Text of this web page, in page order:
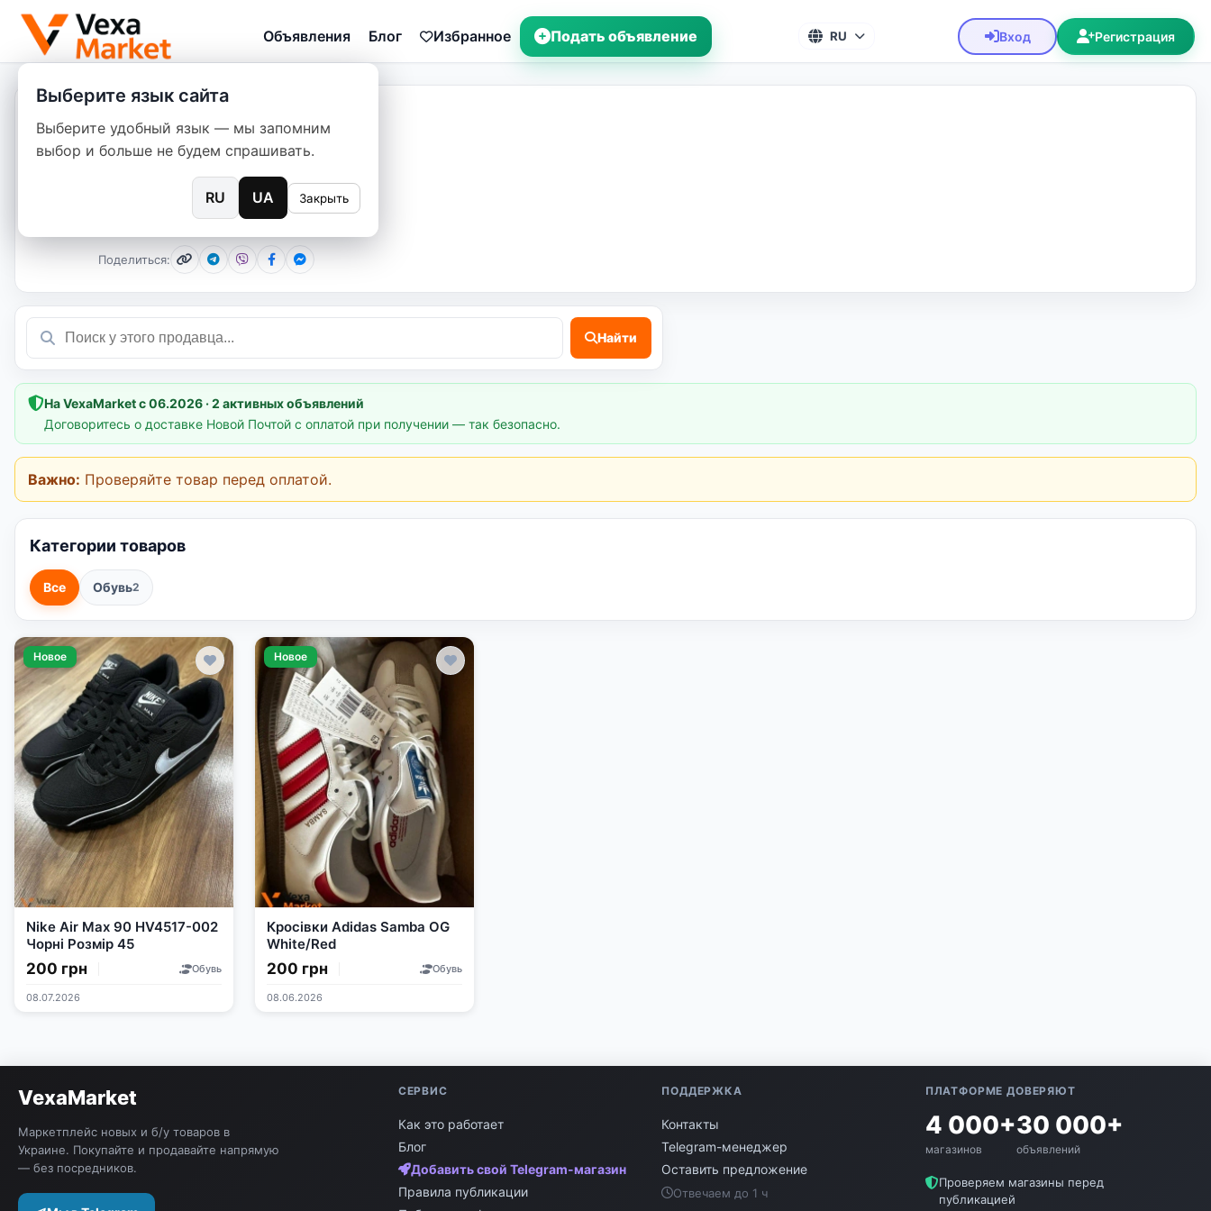
Объявления Блог Избранное Подать объявление RU Вход Регистрация
Выберите язык сайта
Выберите удобный язык — мы запомним
выбор и больше не будем спрашивать.
RU UA Закрыть
@topsent
Это ваши объявления?
2 объявлений
Поделиться:
Найти
На VexaMarket с 06.2026 · 2 активных объявлений
Договоритесь о доставке Новой Почтой с оплатой при получении — так безопасно.
Важно: Проверяйте товар перед оплатой.
Категории товаров
Все Обувь2
Новое
Nike Air Max 90 HV4517-002
Чорні Розмір 45
200 грн Обувь
08.07.2026
Новое
Кросівки Adidas Samba OG
White/Red
200 грн Обувь
08.06.2026
VexaMarket
Маркетплейс новых и б/у товаров в
Украине. Покупайте и продавайте напрямую
— без посредников.
СЕРВИС
Как это работает
Блог
Добавить свой Telegram-магазин
Правила публикации
ПОДДЕРЖКА
Контакты
Telegram-менеджер
Оставить предложение
Отвечаем до 1 ч
ПЛАТФОРМЕ ДОВЕРЯЮТ
4 000+
магазинов
30 000+
объявлений
Проверяем магазины перед
публикацией